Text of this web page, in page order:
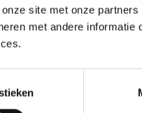
site met onze
met andere informatie
NR.416 | Three Quarter
7-14 werkdagen
voor film, fotografie en
gewenst is.